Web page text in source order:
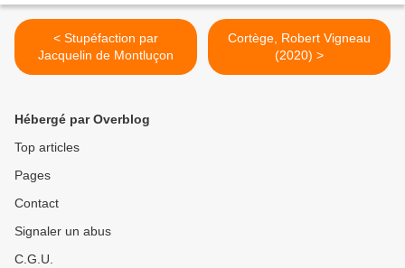
< Stupéfaction par
Jacquelin de Montluçon
Cortège, Robert Vigneau
(2020) >
Hébergé par Overblog
Top articles
Pages
Contact
Signaler un abus
C.G.U.